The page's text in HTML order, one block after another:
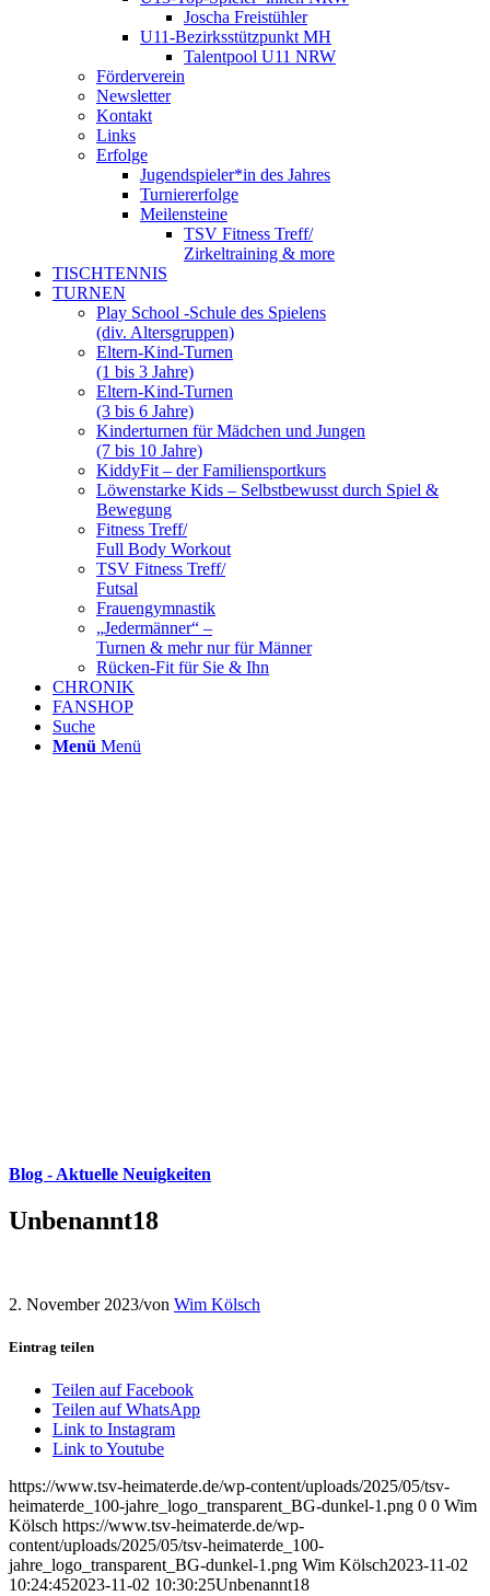
Joscha Freistühler
U11-Bezirksstützpunkt MH
Talentpool U11 NRW
Förderverein
Newsletter
Kontakt
Links
Erfolge
Jugendspieler*in des Jahres
Turniererfolge
Meilensteine
TSV Fitness Treff/
Zirkeltraining & more
TISCHTENNIS
TURNEN
Play School -Schule des Spielens
(div. Altersgruppen)
Eltern-Kind-Turnen
(1 bis 3 Jahre)
Eltern-Kind-Turnen
(3 bis 6 Jahre)
Kinderturnen für Mädchen und Jungen
(7 bis 10 Jahre)
KiddyFit – der Familiensportkurs
Löwenstarke Kids – Selbstbewusst durch Spiel &
Bewegung
Fitness Treff/
Full Body Workout
TSV Fitness Treff/
Futsal
Frauengymnastik
„Jedermänner“ –
Turnen & mehr nur für Männer
Rücken-Fit für Sie & Ihn
CHRONIK
FANSHOP
Suche
Menü Menü
Blog - Aktuelle Neuigkeiten
Unbenannt18
2. November 2023/von Wim Kölsch
Eintrag teilen
Teilen auf Facebook
Teilen auf WhatsApp
Link to Instagram
Link to Youtube
https://www.tsv-heimaterde.de/wp-content/uploads/2025/05/tsv-
heimaterde_100-jahre_logo_transparent_BG-dunkel-1.png 0 0 Wim
Kölsch https://www.tsv-heimaterde.de/wp-
content/uploads/2025/05/tsv-heimaterde_100-
jahre_logo_transparent_BG-dunkel-1.png Wim Kölsch2023-11-02
10:24:452023-11-02 10:30:25Unbenannt18